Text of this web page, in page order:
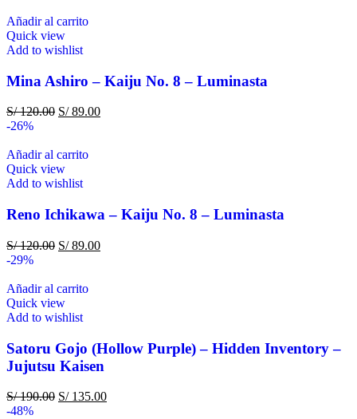
Añadir al carrito
Quick view
Add to wishlist
Mina Ashiro – Kaiju No. 8 – Luminasta
S/120.00 S/89.00
-26%
Añadir al carrito
Quick view
Add to wishlist
Reno Ichikawa – Kaiju No. 8 – Luminasta
S/120.00 S/89.00
-29%
Añadir al carrito
Quick view
Add to wishlist
Satoru Gojo (Hollow Purple) – Hidden Inventory –
Jujutsu Kaisen
S/190.00 S/135.00
-48%